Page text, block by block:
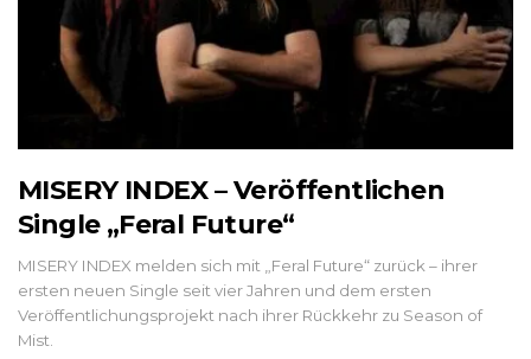
MISERY INDEX – Veröffentlichen
Single „Feral Future“
MISERY INDEX melden sich mit „Feral Future“ zurück – ihrer
ersten neuen Single seit vier Jahren und dem ersten
Veröffentlichungsprojekt nach ihrer Rückkehr zu Season of
Mist.